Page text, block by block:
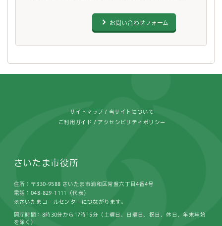
お問い合わせフォーム
サイトマップ 当サイトについて
ご利用ガイド アクセシビリティポリシー
さいたま市役所
住所：〒330-9588 さいたま市浦和区常盤六丁目4番4号
電話：048-829-1111（代表）
※さいたまコールセンターにつながります。
開庁時間：8時30分から17時15分（土曜日、日曜日、祝日、休日、年末年始
を除く）